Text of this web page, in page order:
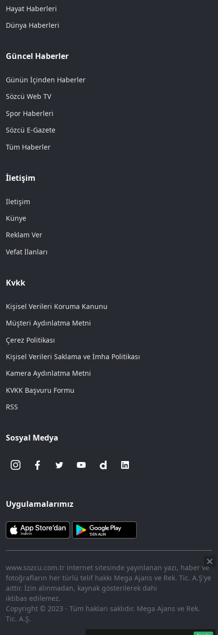
Aç
10.45%
Hayat Haberleri
Dünya Haberleri
Güncel Haberler
Günün İçinden Haberler
Sözcü Web TV
Spor Haberleri
Sözcü E-Gazete
Tüm Haberler
İletişim
İletişim
Künye
Reklam Ver
Vefat İlanları
Kvkk
Kişisel Verileri Koruma Kanunu
Müşteri Aydınlatma Metni
Çerez Politikası
Kişisel Verileri Saklama ve İmha Politikası
Kamera Aydınlatma Metni
KVKK Başvuru Formu
RSS
Sosyal Medya
Uygulamalarımız
www.sozcu.com.tr internet sitesinde yayınlanan yazı, haber ve
fotoğrafların her türlü telif hakkı Mega Ajans ve Rek. Tic. A.Ş'ye
aittir. İzin alınmadan, kaynak gösterilerek dahi
iktibas edilemez.
Copyright © 2023 - Tüm hakları saklıdır. Mega Ajans ve Rek.
Tic. A.Ş.